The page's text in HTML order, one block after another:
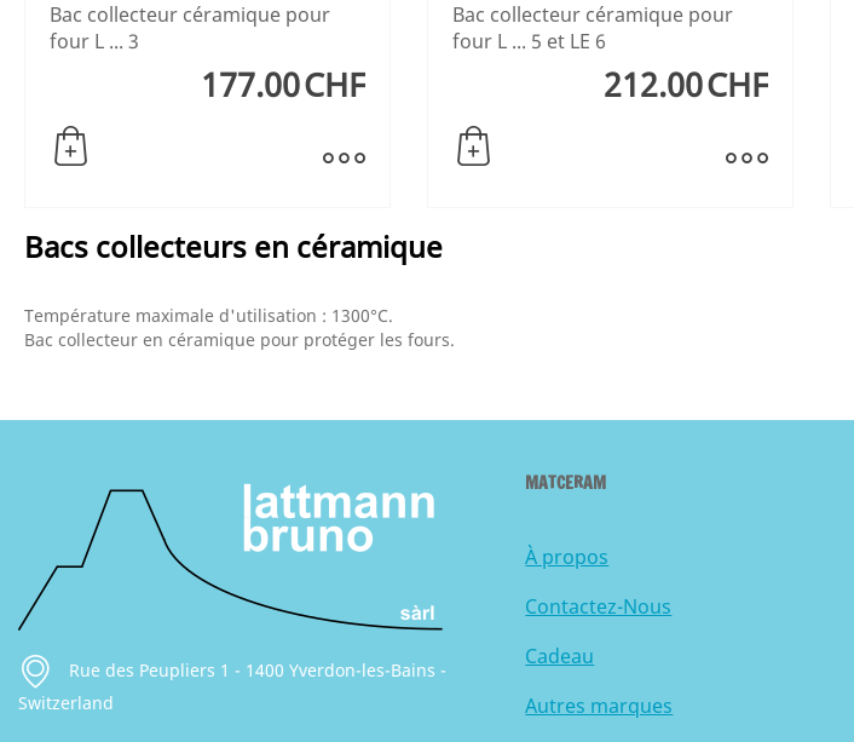
Bac collecteur céramique pour
four L ... 3
177.00CHF
Bac collecteur céramique pour
four L ... 5 et LE 6
212.00CHF
Bacs collecteurs en céramique
Température maximale d'utilisation : 1300°C.
Bac collecteur en céramique pour protéger les fours.
Rue des Peupliers 1 - 1400 Yverdon-les-Bains -
Switzerland
MATCERAM
À propos
Contactez-Nous
Cadeau
Autres marques